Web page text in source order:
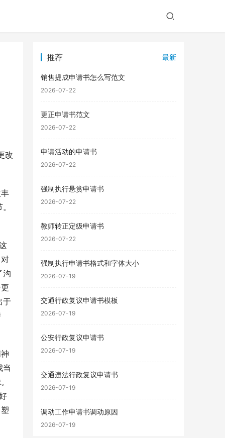
改
沟
于
当
推荐 最新
销售提成申请书怎么写范文
2026-07-22
更正申请书范文
2026-07-22
申请活动的申请书
2026-07-22
强制执行悬赏申请书
2026-07-22
教师转正定级申请书
2026-07-22
强制执行申请书格式和字体大小
2026-07-19
交通行政复议申请书模板
2026-07-19
公安行政复议申请书
2026-07-19
交通违法行政复议申请书
2026-07-19
调动工作申请书调动原因
2026-07-19